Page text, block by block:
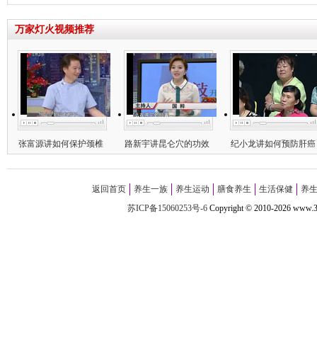
万家灯火视频推荐
张富源讲如何保护颈椎 路新宇讲昆仑穴的功效 纪小龙讲如何预防肝癌
返回首页 养生一族 养生运动 膳食养生 生活保健
养
苏ICP备15060253号-6Copyright©2010-2026